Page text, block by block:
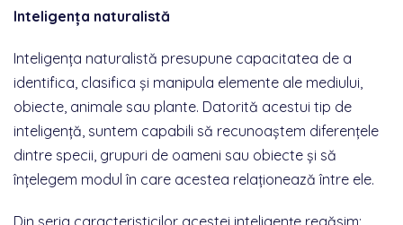
Inteligența naturalistă
Inteligența naturalistă presupune capacitatea de a
identifica, clasifica și manipula elemente ale mediului,
obiecte, animale sau plante. Datorită acestui tip de
inteligență, suntem capabili să recunoaștem diferențele
dintre specii, grupuri de oameni sau obiecte și să
înțelegem modul în care acestea relaționează între ele.